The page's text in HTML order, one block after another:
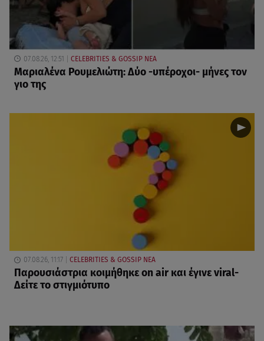
07.08.26, 12:51 CELEBRITIES & GOSSIP ΝΕΑ
Μαριαλένα Ρουμελιώτη: Δύο -υπέροχοι- μήνες τον
γιο της
07.08.26, 11:17 CELEBRITIES & GOSSIP ΝΕΑ
Παρουσιάστρια κοιμήθηκε on air και έγινε viral-
Δείτε το στιγμιότυπο